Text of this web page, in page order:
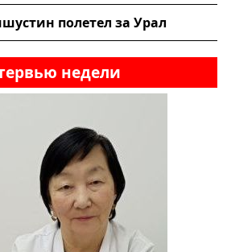
полетел за Урал
недели